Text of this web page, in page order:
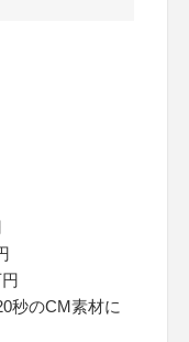
秒のCM素材に